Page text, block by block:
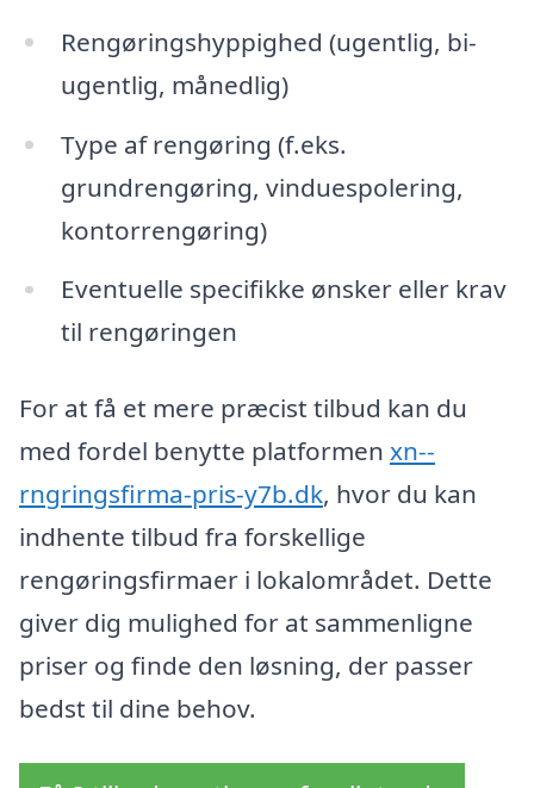
Rengøringshyppighed (ugentlig, bi-
ugentlig, månedlig)
Type af rengøring (f.eks.
grundrengøring, vinduespolering,
kontorrengøring)
Eventuelle specifikke ønsker eller krav
til rengøringen
For at få et mere præcist tilbud kan du
med fordel benytte platformen xn--
rngringsfirma-pris-y7b.dk, hvor du kan
indhente tilbud fra forskellige
rengøringsfirmaer i lokalområdet. Dette
giver dig mulighed for at sammenligne
priser og finde den løsning, der passer
bedst til dine behov.